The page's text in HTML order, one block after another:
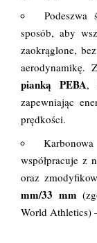
Podeszwa
sposób, aby
zaokrąglone,
aerodynamikę.
pianką PEBA,
zapewniając
prędkości.
współpracuje z
oraz
mm/33 mm
World Athletics)